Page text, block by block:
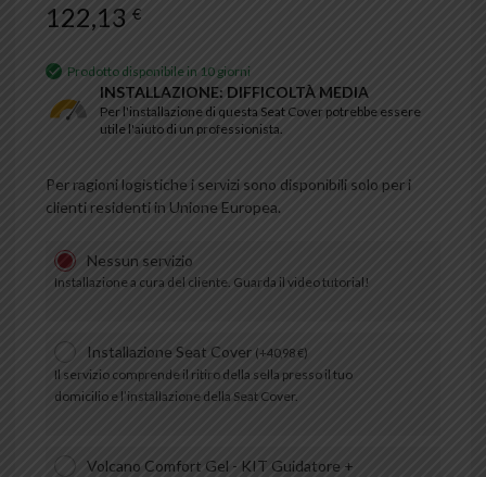
122,13 €
Prodotto disponibile in 10 giorni
INSTALLAZIONE: DIFFICOLTÀ MEDIA
Per l'installazione di questa Seat Cover potrebbe essere
utile l'aiuto di un professionista.
Per ragioni logistiche i servizi sono disponibili solo per i
clienti residenti in Unione Europea.
Nessun servizio
Installazione a cura del cliente. Guarda il video tutorial!
Installazione Seat Cover ( +40,98€)
Il servizio comprende il ritiro della sella presso il tuo
domicilio e l’installazione della Seat Cover.
Volcano Comfort Gel - KIT Guidatore +